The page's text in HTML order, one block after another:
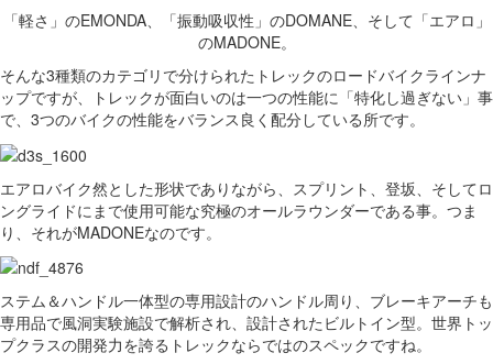
「軽さ」のEMONDA、「振動吸収性」のDOMANE、そして「エアロ」
のMADONE。
そんな3種類のカテゴリで分けられたトレックのロードバイクラインナ
ップですが、トレックが面白いのは一つの性能に「特化し過ぎない」事
で、3つのバイクの性能をバランス良く配分している所です。
エアロバイク然とした形状でありながら、スプリント、登坂、そしてロ
ングライドにまで使用可能な究極のオールラウンダーである事。つま
り、それがMADONEなのです。
ステム＆ハンドル一体型の専用設計のハンドル周り、ブレーキアーチも
専用品で風洞実験施設で解析され、設計されたビルトイン型。世界トッ
プクラスの開発力を誇るトレックならではのスペックですね。